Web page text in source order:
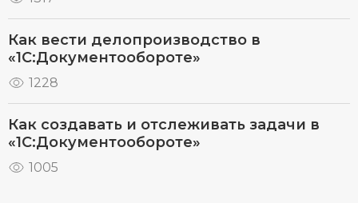
Как вести делопроизводство в
«1С:Документообороте»
1228
Как создавать и отслеживать задачи в
«1С:Документообороте»
1005